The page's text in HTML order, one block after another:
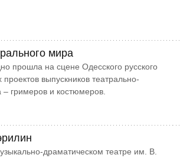
мира
прошла на сцене Одесского русского
выпускников театрально-
гримеров и костюмеров.
драматическом те­ат­ре им. В.